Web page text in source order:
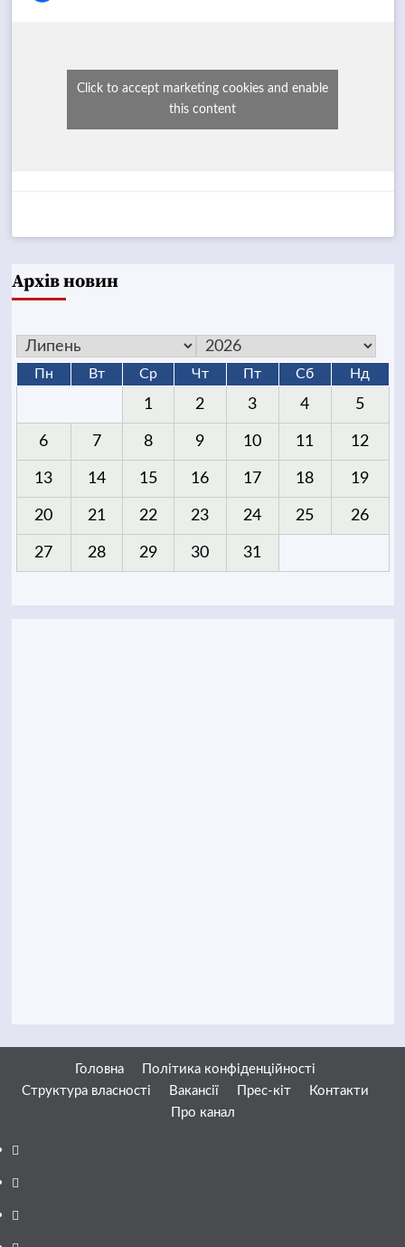
Click to accept marketing cookies and enable
this content
Архів новин
Пн Вт Ср Чт Пт Сб Нд
1 2 3 4 5
6 7 8 9 10 11 12
13 14 15 16 17 18 19
20 21 22 23 24 25 26
27 28 29 30 31
Головна
Політика конфіденційності
Структура власності
Вакансії Прес-кіт
Контакти
Про канал
Facebook
YouTube
Telegram